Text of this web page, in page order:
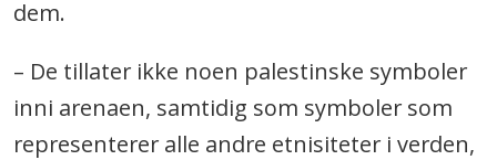
dem.
– De tillater ikke noen palestinske symboler
inni arenaen, samtidig som symboler som
representerer alle andre etnisiteter i verden,